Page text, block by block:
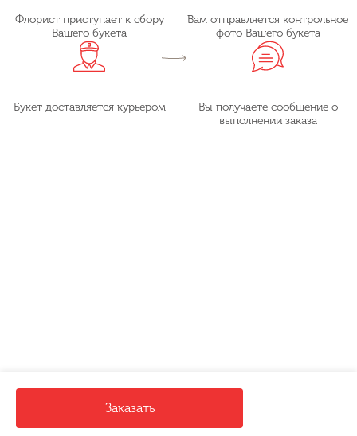
Заказать
Флорист приступает к сбору
Вашего букета
Вам отправляется контрольное
фото Вашего букета
Букет доставляется курьером
Вы получаете сообщение о
выполнении заказа